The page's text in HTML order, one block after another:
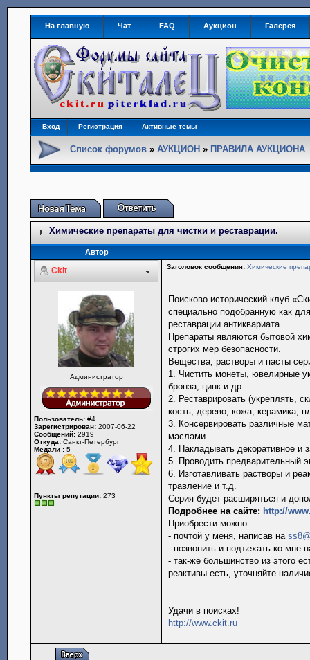
На главную Чат FAQ Аукцион Галерея
Вход Регистрация Активные темы
Список форумов »АУКЦИОН » ПРАВИЛА АУКЦИОНА
Химические препараты для чистки и реставрации.
Автор
Ckit Заголовок сообщения: Химические
Администратор
Пользователь: #4
Зарегистрирован: 2007-06-22
Сообщений: 2919
Откуда: Санкт-Петербург
Медали : 5
Пункты репутации: 273
Поисково-исторический клуб
специально подобранную как
реставрации антиквариата.
Препараты являются бытовой
строгих мер безопасности.
Вещества, растворы и пасты
1. Чистить монеты, ювелирные
бронза, цинк и др.
2. Реставрировать (укреплять,
кость, дерево, кожа, керамика,
3. Консервировать различные
маслами.
4. Накладывать декоративное и
5. Проводить предварительный
6. Изготавливать растворы и
травление и т.д.
Серия будет расширяться и
Подробнее на сайте: http://
Приобрести можно:
- почтой у меня, написав на
- позвонить и подъехать ко мне
- так-же большинство из этого
реактивы есть, уточняйте
Удачи в поисках!
http://www.ckit.ru